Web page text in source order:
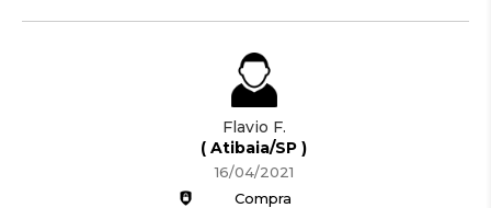
Flavio F.
( Atibaia/SP )
16/04/2021
Compra